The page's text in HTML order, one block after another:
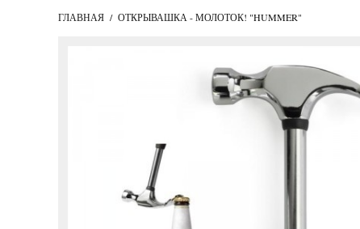
ГЛАВНАЯ / ОТКРЫВАШКА - МОЛОТОК! "HUMMER"